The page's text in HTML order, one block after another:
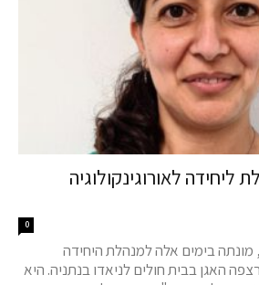
ליחידה לאורוגינקולוגיה
0
בימים אלה למנהלת היחידה
רצפה האגן בבית חולים לניאדו בנתניה. היא